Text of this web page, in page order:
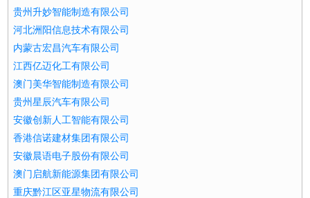
贵州升妙智能制造有限公司
河北洲阳信息技术有限公司
内蒙古宏昌汽车有限公司
江西亿迈化工有限公司
澳门美华智能制造有限公司
贵州星辰汽车有限公司
安徽创新人工智能有限公司
香港信诺建材集团有限公司
安徽晨语电子股份有限公司
澳门启航新能源集团有限公司
重庆黔江区亚星物流有限公司